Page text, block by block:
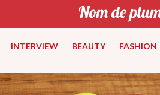
INTERVIEW BEAUTY FASHION